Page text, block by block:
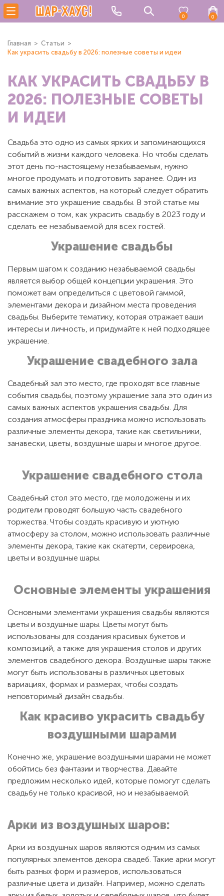
0 0
Главная
Статьи
Как украсить свадьбу в 2026: полезные советы и идеи
КАК УКРАСИТЬ СВАДЬБУ В
2026: ПОЛЕЗНЫЕ СОВЕТЫ
И ИДЕИ
Свадьба это одно из самых ярких и запоминающихся
событий в жизни каждого человека. Но чтобы сделать
этот день по-настоящему незабываемым, нужно
многое продумать и подготовить заранее. Один из
самых важных аспектов, на который следует обратить
внимание это украшение свадьбы. В этой статье мы
расскажем о том, как украсить свадьбу в 2023 году и
сделать ее незабываемой для всех гостей.
Украшение свадьбы
Первым шагом к созданию незабываемой свадьбы
является выбор общей концепции украшения. Это
поможет вам определиться с цветовой гаммой,
элементами декора и дизайном места проведения
свадьбы. Выберите тематику, которая отражает ваши
интересы и личность, и придумайте к ней подходящее
украшение.
Украшение свадебного зала
Свадебный зал это место, где проходят все главные
события свадьбы, поэтому украшение зала это один из
самых важных аспектов украшения свадьбы. Для
создания атмосферы праздника можно использовать
различные элементы декора, такие как светильники,
занавески, цветы, воздушные шары и многое другое.
Украшение свадебного стола
Свадебный стол это место, где молодожены и их
родители проводят большую часть свадебного
торжества. Чтобы создать красивую и уютную
атмосферу за столом, можно использовать различные
элементы декора, такие как скатерти, сервировка,
цветы и воздушные шары.
Основные элементы украшения
Основными элементами украшения свадьбы являются
цветы и воздушные шары. Цветы могут быть
использованы для создания красивых букетов и
композиций, а также для украшения столов и других
элементов свадебного декора. Воздушные шары также
могут быть использованы в различных цветовых
вариациях, формах и размерах, чтобы создать
неповторимый дизайн свадьбы.
Как красиво украсить свадьбу
воздушными шарами
Конечно же, украшение воздушными шарами не может
обойтись без фантазии и творчества. Давайте
предложим несколько идей, которые помогут сделать
свадьбу не только красивой, но и незабываемой.
Арки из воздушных шаров:
Арки из воздушных шаров являются одним из самых
популярных элементов декора свадеб. Такие арки могут
быть разных форм и размеров, использоваться
различные цвета и дизайн. Например, можно сделать